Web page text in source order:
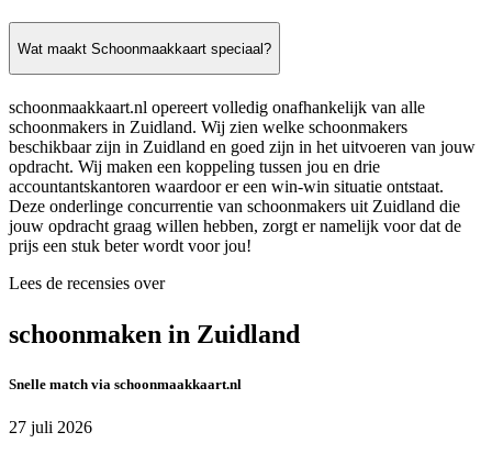
Wat maakt Schoonmaakkaart speciaal?
schoonmaakkaart.nl opereert volledig onafhankelijk van alle
schoonmakers in Zuidland. Wij zien welke schoonmakers
beschikbaar zijn in Zuidland en goed zijn in het uitvoeren van jouw
opdracht. Wij maken een koppeling tussen jou en drie
accountantskantoren waardoor er een win-win situatie ontstaat.
Deze onderlinge concurrentie van schoonmakers uit Zuidland die
jouw opdracht graag willen hebben, zorgt er namelijk voor dat de
prijs een stuk beter wordt voor jou!
Lees de recensies over
schoonmaken in Zuidland
Snelle match via schoonmaakkaart.nl
27 juli 2026